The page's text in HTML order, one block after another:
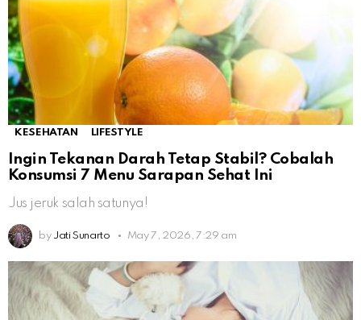
KESEHATAN LIFESTYLE
Ingin Tekanan Darah Tetap Stabil? Cobalah
Konsumsi 7 Menu Sarapan Sehat Ini
Jus jeruk salah satunya!
by Jati Sunarto May 7, 2026, 7:29 am